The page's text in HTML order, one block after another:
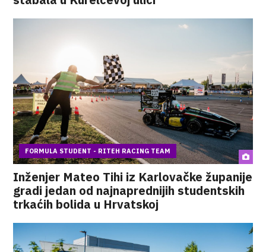
FORMULA STUDENT - RITEH RACING TEAM
Inženjer Mateo Tihi iz Karlovačke županije
gradi jedan od najnaprednijih studentskih
trkaćih bolida u Hrvatskoj